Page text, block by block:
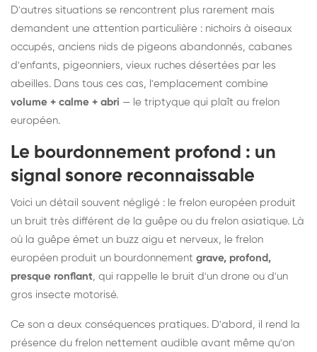
D'autres situations se rencontrent plus rarement mais
demandent une attention particulière : nichoirs à oiseaux
occupés, anciens nids de pigeons abandonnés, cabanes
d'enfants, pigeonniers, vieux ruches désertées par les
abeilles. Dans tous ces cas, l'emplacement combine
volume + calme + abri — le triptyque qui plaît au frelon
européen.
Le bourdonnement profond : un
signal sonore reconnaissable
Voici un détail souvent négligé : le frelon européen produit
un bruit très différent de la guêpe ou du frelon asiatique. Là
où la guêpe émet un buzz aigu et nerveux, le frelon
européen produit un bourdonnement grave, profond,
presque ronflant, qui rappelle le bruit d'un drone ou d'un
gros insecte motorisé.
Ce son a deux conséquences pratiques. D'abord, il rend la
présence du frelon nettement audible avant même qu'on